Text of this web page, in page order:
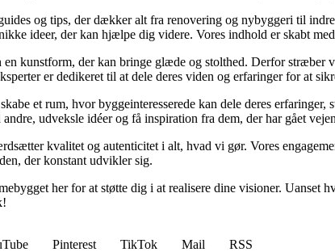
og tips, der dækker alt fra renovering og nybyggeri til
ideer, der kan hjælpe dig videre. Vores indhold er skabt
kunstform, der kan bringe glæde og stolthed. Derfor
er dedikeret til at dele deres viden og erfaringer for at
et rum, hvor byggeinteresserede kan dele deres
udveksle idéer og få inspiration fra dem, der har gået
kvalitet og autenticitet i alt, hvad vi gør. Vores
der konstant udvikler sig.
her for at støtte dig i at realisere dine visioner. Uanset
Pinterest TikTok Mail
RSS